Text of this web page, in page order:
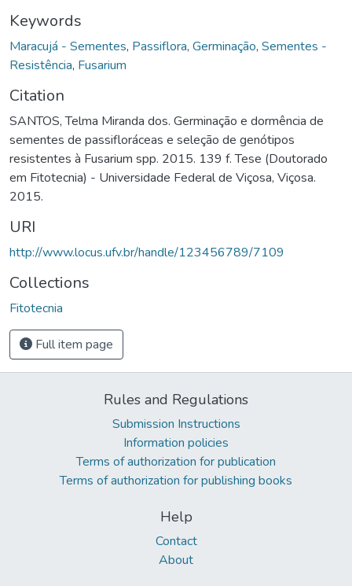
Keywords
Maracujá - Sementes, Passiflora, Germinação, Sementes -
Resistência, Fusarium
Citation
SANTOS, Telma Miranda dos. Germinação e dormência de
sementes de passifloráceas e seleção de genótipos
resistentes à Fusarium spp. 2015. 139 f. Tese (Doutorado
em Fitotecnia) - Universidade Federal de Viçosa, Viçosa.
2015.
URI
http://www.locus.ufv.br/handle/123456789/7109
Collections
Fitotecnia
Full item page
Rules and Regulations
Submission Instructions
Information policies
Terms of authorization for publication
Terms of authorization for publishing books
Help
Contact
About